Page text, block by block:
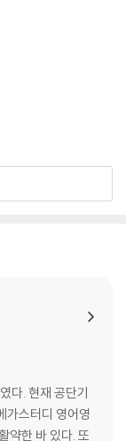
다. 현재 공단기
가스터디 영어영
약한 바 있다. 또